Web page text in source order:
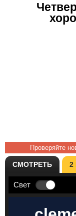
Проверяйте
СМОТРЕТЬ 2
Свет